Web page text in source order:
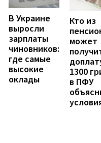
В Украине
выросли
зарплаты
чиновников:
где самые
высокие
оклады
Кто из
может
1300
в ПФУ